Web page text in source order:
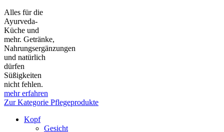
Alles für die
Ayurveda-
Küche und
mehr. Getränke,
Nahrungsergänzungen
und natürlich
dürfen
Süßigkeiten
nicht fehlen.
mehr erfahren
Zur Kategorie Pflegeprodukte
Kopf
Gesicht